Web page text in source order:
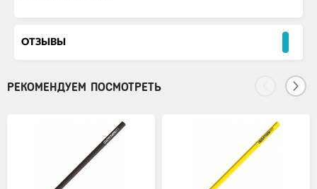
ОТЗЫВЫ
РЕКОМЕНДУЕМ ПОСМОТРЕТЬ